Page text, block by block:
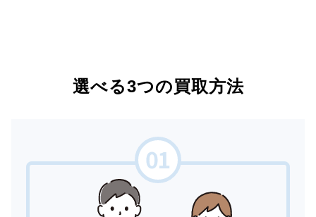
選べる3つの買取方法